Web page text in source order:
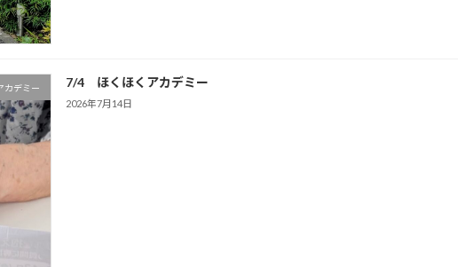
カデミー 7/4 ほくほくアカデミー
2026年7月14日